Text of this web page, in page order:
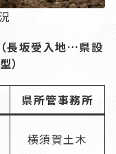
長坂受入地…県設
）
県所管事務所
横須賀土木